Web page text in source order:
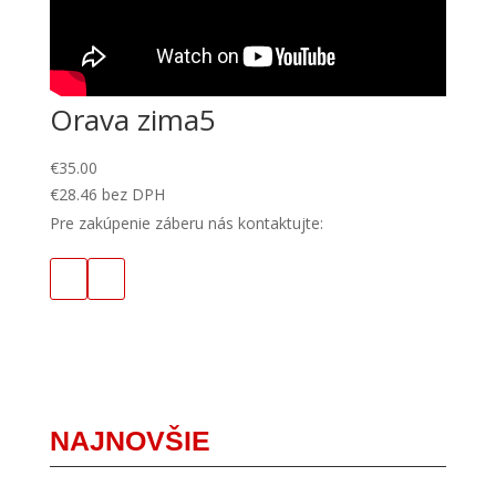
Orava zima5
€35.00
€28.46 bez DPH
Pre zakúpenie záberu nás kontaktujte:
NAJNOVŠIE